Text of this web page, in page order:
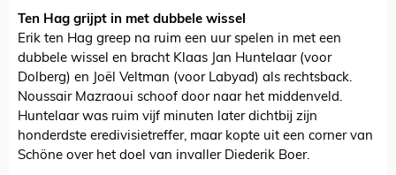
Ten Hag grijpt in met dubbele wissel
Erik ten Hag greep na ruim een uur spelen in met een
dubbele wissel en bracht Klaas Jan Huntelaar (voor
Dolberg) en Joël Veltman (voor Labyad) als rechtsback.
Noussair Mazraoui schoof door naar het middenveld.
Huntelaar was ruim vijf minuten later dichtbij zijn
honderdste eredivisietreffer, maar kopte uit een corner van
Schöne over het doel van invaller Diederik Boer.